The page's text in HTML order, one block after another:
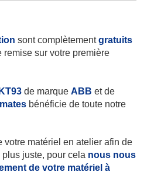
sont complètementgratuits
remise sur votre première
de marque ABB et de
bénéficie de toute notre
votre matériel en atelier afin de
juste, pour cela nous nous
de votre matériel à